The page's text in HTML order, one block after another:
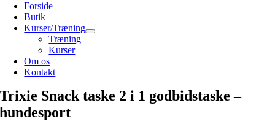
Forside
Butik
Kurser/Træning
Træning
Kurser
Om os
Kontakt
Trixie Snack taske 2 i 1 godbidstaske –
hundesport